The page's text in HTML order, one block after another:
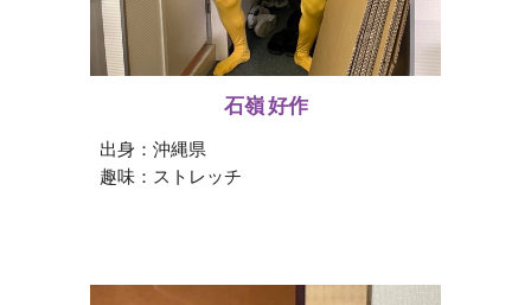
石嶺 好作
出身：沖縄県
趣味： ストレッチ